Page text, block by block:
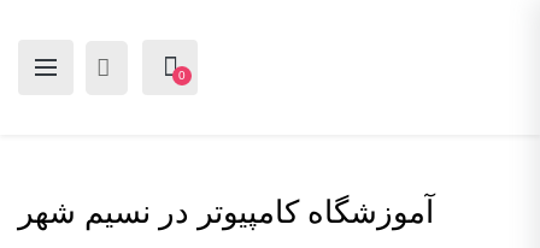
0
آموزشگاه کامپیوتر در نسیم شهر